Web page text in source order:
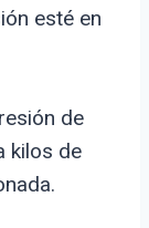
esté en
de
kilos de